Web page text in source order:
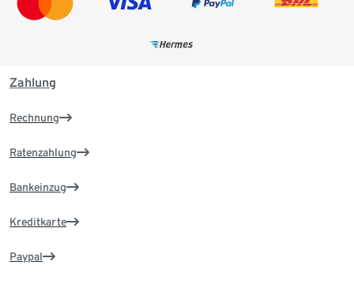
Zahlung
Rechnung
Ratenzahlung
Bankeinzug
Kreditkarte
Paypal